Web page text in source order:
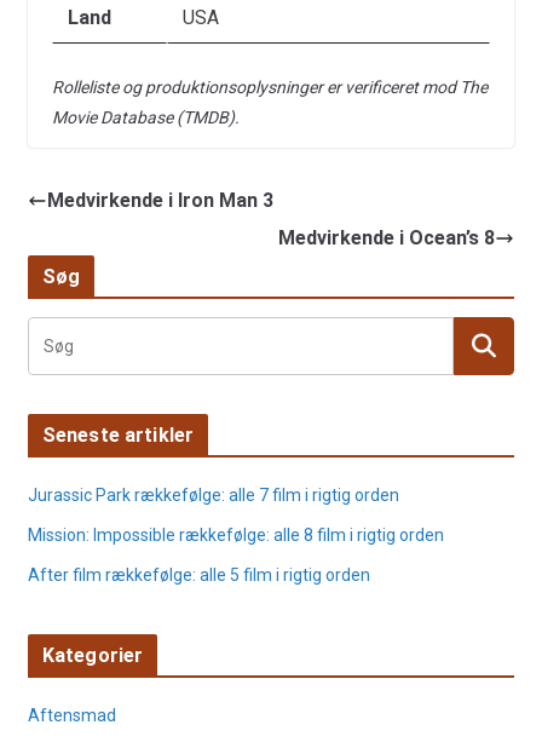
Land USA
Rolleliste og produktionsoplysninger er verificeret mod The
Movie Database (TMDB).
Medvirkende i Iron Man 3
Medvirkende i Ocean’s 8
Søg
Seneste artikler
Jurassic Park rækkefølge: alle 7 film i rigtig orden
Mission: Impossible rækkefølge: alle 8 film i rigtig orden
After film rækkefølge: alle 5 film i rigtig orden
Kategorier
Aftensmad